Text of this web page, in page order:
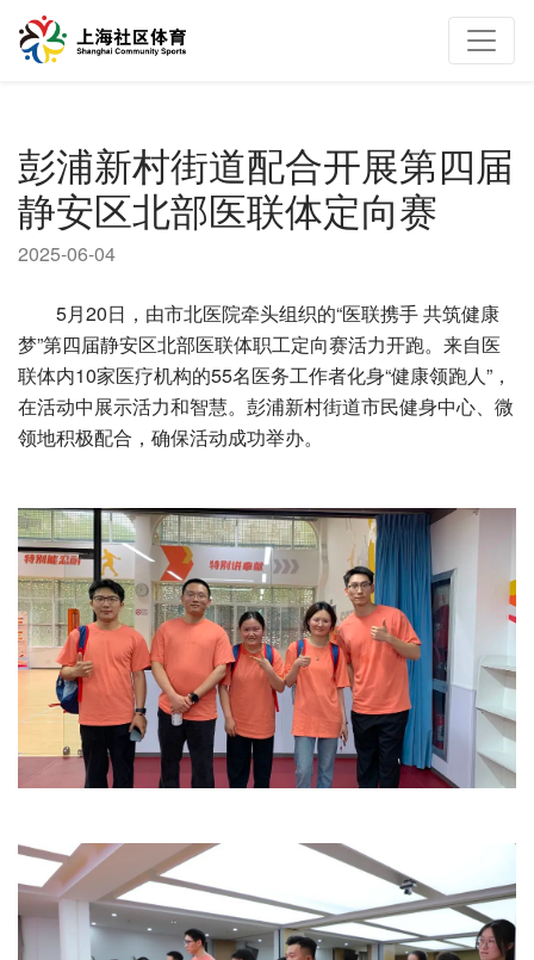
彭浦新村街道配合开展第四届
静安区北部医联体定向赛
2025-06-04
5月20日，由市北医院牵头组织的“医联携手 共筑健康
梦”第四届静安区北部医联体职工定向赛活力开跑。来自医
联体内10家医疗机构的55名医务工作者化身“健康领跑人”，
在活动中展示活力和智慧。彭浦新村街道市民健身中心、微
领地积极配合，确保活动成功举办。